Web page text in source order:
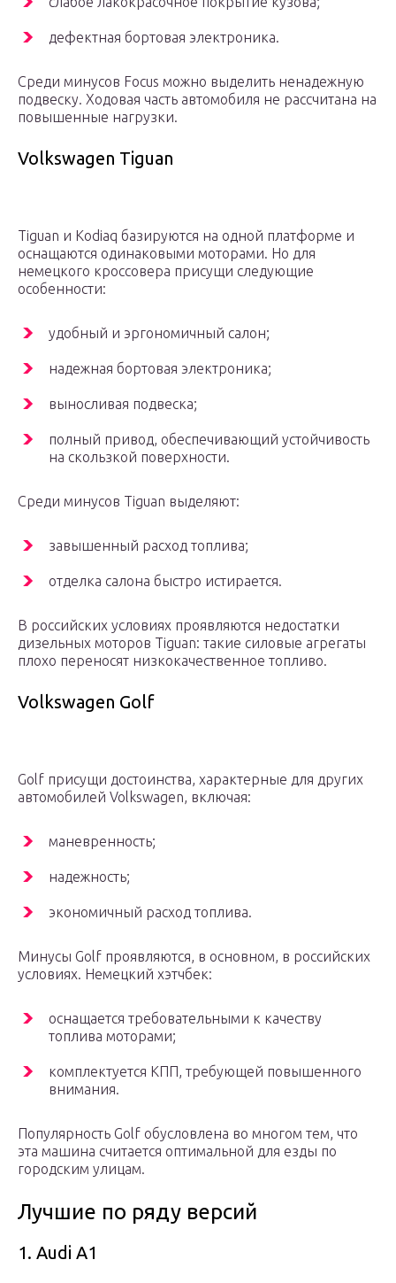
дефектная бортовая электроника.
Среди минусов Focus можно выделить ненадежную
подвеску. Ходовая часть автомобиля не рассчитана на
повышенные нагрузки.
Volkswagen Tiguan
Tiguan и Kodiaq базируются на одной платформе и
оснащаются одинаковыми моторами. Но для
немецкого кроссовера присущи следующие
особенности:
удобный и эргономичный салон;
надежная бортовая электроника;
выносливая подвеска;
полный привод, обеспечивающий устойчивость
на скользкой поверхности.
Среди минусов Tiguan выделяют:
завышенный расход топлива;
отделка салона быстро истирается.
В российских условиях проявляются недостатки
дизельных моторов Tiguan: такие силовые агрегаты
плохо переносят низкокачественное топливо.
Volkswagen Golf
Golf присущи достоинства, характерные для других
автомобилей Volkswagen, включая:
маневренность;
надежность;
экономичный расход топлива.
Минусы Golf проявляются, в основном, в российских
условиях. Немецкий хэтчбек:
оснащается требовательными к качеству
топлива моторами;
комплектуется КПП, требующей повышенного
внимания.
Популярность Golf обусловлена во многом тем, что
эта машина считается оптимальной для езды по
городским улицам.
Лучшие по ряду версий
1. Audi A1